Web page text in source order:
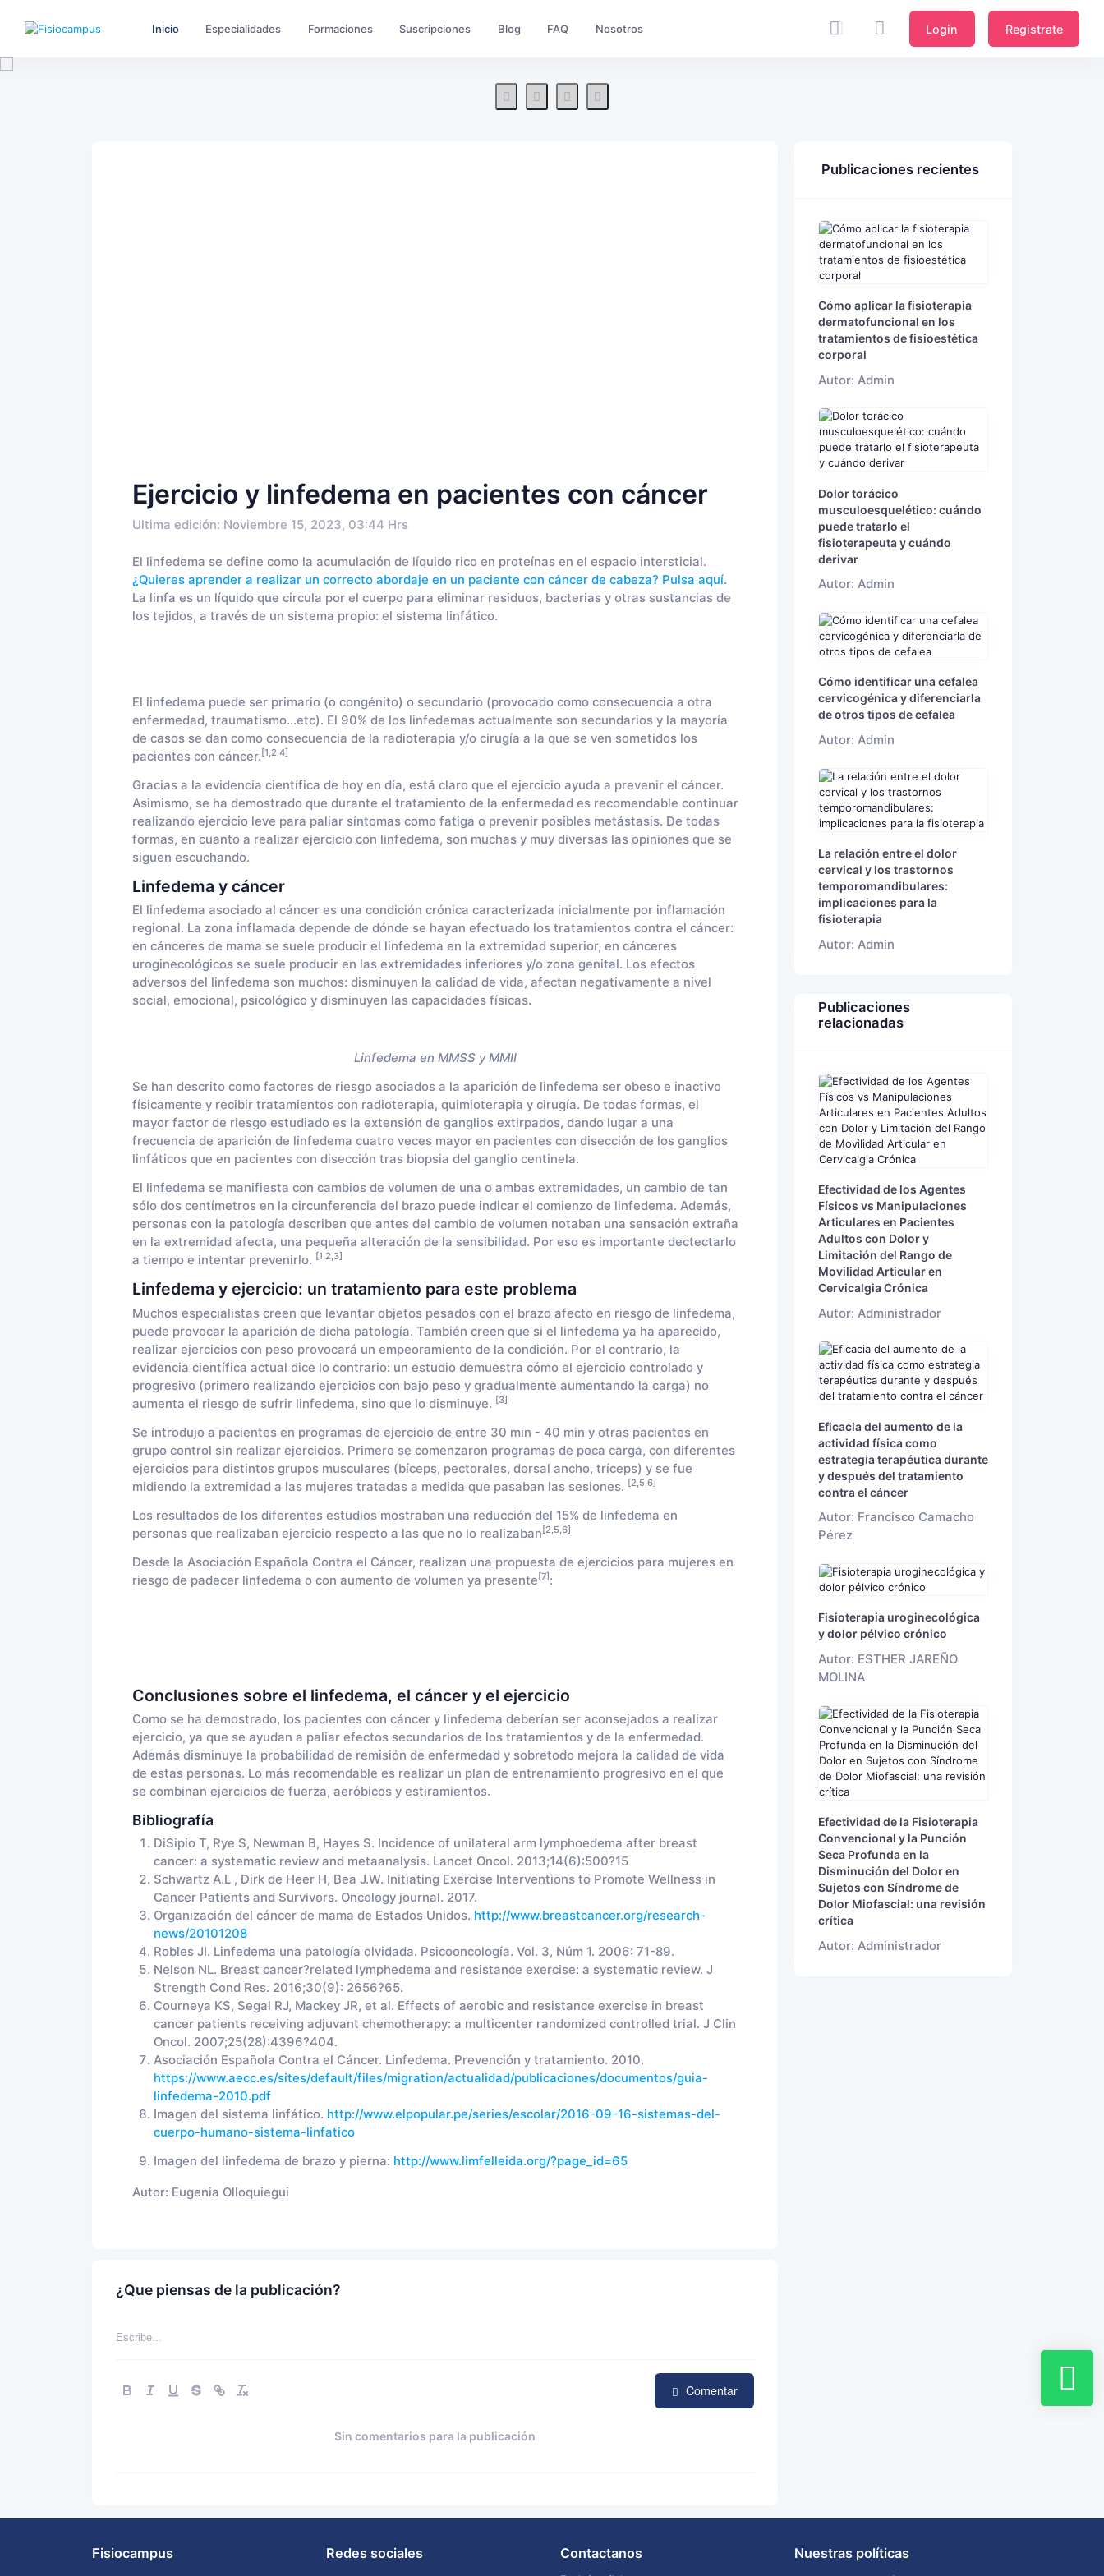
Inicio Especialidades Formaciones Suscripciones Blog FAQ Nosotros Login Registrate
Ejercicio y linfedema en pacientes con cáncer
Ultima edición: Noviembre 15, 2023, 03:44 Hrs
El linfedema se define como la acumulación de líquido rico en proteínas en el espacio intersticial.
¿Quieres aprender a realizar un correcto abordaje en un paciente con cáncer de cabeza? Pulsa aquí.
La linfa es un líquido que circula por el cuerpo para eliminar residuos, bacterias y otras sustancias de
los tejidos, a través de un sistema propio: el sistema linfático.
El linfedema puede ser primario (o congénito) o secundario (provocado como consecuencia a otra
enfermedad, traumatismo...etc). El 90% de los linfedemas actualmente son secundarios y la mayoría
de casos se dan como consecuencia de la radioterapia y/o cirugía a la que se ven sometidos los
pacientes con cáncer. [1,2,4]
Gracias a la evidencia científica de hoy en día, está claro que el ejercicio ayuda a prevenir el cáncer.
Asimismo, se ha demostrado que durante el tratamiento de la enfermedad es recomendable continuar
realizando ejercicio leve para paliar síntomas como fatiga o prevenir posibles metástasis. De todas
formas, en cuanto a realizar ejercicio con linfedema, son muchas y muy diversas las opiniones que se
siguen escuchando.
Linfedema y cáncer
El linfedema asociado al cáncer es una condición crónica caracterizada inicialmente por inflamación
regional. La zona inflamada depende de dónde se hayan efectuado los tratamientos contra el cáncer:
en cánceres de mama se suele producir el linfedema en la extremidad superior, en cánceres
uroginecológicos se suele producir en las extremidades inferiores y/o zona genital. Los efectos
adversos del linfedema son muchos: disminuyen la calidad de vida, afectan negativamente a nivel
social, emocional, psicológico y disminuyen las capacidades físicas.
Linfedema en MMSS y MMII
Se han descrito como factores de riesgo asociados a la aparición de linfedema ser obeso e inactivo
físicamente y recibir tratamientos con radioterapia, quimioterapia y cirugía. De todas formas, el
mayor factor de riesgo estudiado es la extensión de ganglios extirpados, dando lugar a una
frecuencia de aparición de linfedema cuatro veces mayor en pacientes con disección de los ganglios
linfáticos que en pacientes con disección tras biopsia del ganglio centinela.
El linfedema se manifiesta con cambios de volumen de una o ambas extremidades, un cambio de tan
sólo dos centímetros en la circunferencia del brazo puede indicar el comienzo de linfedema. Además,
personas con la patología describen que antes del cambio de volumen notaban una sensación extraña
en la extremidad afecta, una pequeña alteración de la sensibilidad. Por eso es importante dectectarlo
a tiempo e intentar prevenirlo. [1,2,3]
Linfedema y ejercicio: un tratamiento para este problema
Muchos especialistas creen que levantar objetos pesados con el brazo afecto en riesgo de linfedema,
puede provocar la aparición de dicha patología. También creen que si el linfedema ya ha aparecido,
realizar ejercicios con peso provocará un empeoramiento de la condición. Por el contrario, la
evidencia científica actual dice lo contrario: un estudio demuestra cómo el ejercicio controlado y
progresivo (primero realizando ejercicios con bajo peso y gradualmente aumentando la carga) no
aumenta el riesgo de sufrir linfedema, sino que lo disminuye. [3]
Se introdujo a pacientes en programas de ejercicio de entre 30 min - 40 min y otras pacientes en
grupo control sin realizar ejercicios. Primero se comenzaron programas de poca carga, con diferentes
ejercicios para distintos grupos musculares (bíceps, pectorales, dorsal ancho, tríceps) y se fue
midiendo la extremidad a las mujeres tratadas a medida que pasaban las sesiones. [2,5,6]
Los resultados de los diferentes estudios mostraban una reducción del 15% de linfedema en
personas que realizaban ejercicio respecto a las que no lo realizaban [2,5,6]
Desde la Asociación Española Contra el Cáncer, realizan una propuesta de ejercicios para mujeres en
riesgo de padecer linfedema o con aumento de volumen ya presente [7] :
Conclusiones sobre el linfedema, el cáncer y el ejercicio
Como se ha demostrado, los pacientes con cáncer y linfedema deberían ser aconsejados a realizar
ejercicio, ya que se ayudan a paliar efectos secundarios de los tratamientos y de la enfermedad.
Además disminuye la probabilidad de remisión de enfermedad y sobretodo mejora la calidad de vida
de estas personas. Lo más recomendable es realizar un plan de entrenamiento progresivo en el que
se combinan ejercicios de fuerza, aeróbicos y estiramientos.
Bibliografía
DiSipio T, Rye S, Newman B, Hayes S. Incidence of unilateral arm lymphoedema after breast
cancer: a systematic review and metaanalysis. Lancet Oncol. 2013;14(6):500?15
Schwartz A.L , Dirk de Heer H, Bea J.W. Initiating Exercise Interventions to Promote Wellness in
Cancer Patients and Survivors. Oncology journal. 2017.
Organización del cáncer de mama de Estados Unidos. http://www.breastcancer.org/research-
news/20101208
Robles JI. Linfedema una patología olvidada. Psicooncología. Vol. 3, Núm 1. 2006: 71-89.
Nelson NL. Breast cancer?related lymphedema and resistance exercise: a systematic review. J
Strength Cond Res. 2016;30(9): 2656?65.
Courneya KS, Segal RJ, Mackey JR, et al. Effects of aerobic and resistance exercise in breast
cancer patients receiving adjuvant chemotherapy: a multicenter randomized controlled trial. J Clin
Oncol. 2007;25(28):4396?404.
Asociación Española Contra el Cáncer. Linfedema. Prevención y tratamiento. 2010.
https://www.aecc.es/sites/default/files/migration/actualidad/publicaciones/documentos/guia-
linfedema-2010.pdf
Imagen del sistema linfático. http://www.elpopular.pe/series/escolar/2016-09-16-sistemas-del-
cuerpo-humano-sistema-linfatico
Imagen del linfedema de brazo y pierna: http://www.limfelleida.org/?page_id=65
Autor: Eugenia Olloquiegui
¿Que piensas de la publicación?
Comentar
Sin comentarios para la publicación
Publicaciones recientes
Cómo aplicar la fisioterapia
dermatofuncional en los
tratamientos de fisioestética
corporal
Autor: Admin
Dolor torácico
musculoesquelético: cuándo
puede tratarlo el
fisioterapeuta y cuándo
derivar
Autor: Admin
Cómo identificar una cefalea
cervicogénica y diferenciarla
de otros tipos de cefalea
Autor: Admin
La relación entre el dolor
cervical y los trastornos
temporomandibulares:
implicaciones para la
fisioterapia
Autor: Admin
Publicaciones
relacionadas
Efectividad de los Agentes
Físicos vs Manipulaciones
Articulares en Pacientes
Adultos con Dolor y
Limitación del Rango de
Movilidad Articular en
Cervicalgia Crónica
Autor: Administrador
Eficacia del aumento de la
actividad física como
estrategia terapéutica durante
y después del tratamiento
contra el cáncer
Autor: Francisco Camacho
Pérez
Fisioterapia uroginecológica
y dolor pélvico crónico
Autor: ESTHER JAREÑO
MOLINA
Efectividad de la Fisioterapia
Convencional y la Punción
Seca Profunda en la
Disminución del Dolor en
Sujetos con Síndrome de
Dolor Miofascial: una revisión
crítica
Autor: Administrador
Fisiocampus Redes sociales Contactanos Nuestras políticas